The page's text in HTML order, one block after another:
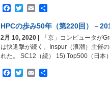
Facebook
TwitterEmail
共
HPCの歩み50年（第220回）－
2月 10, 2020 |
「京」コンピュータが
は快進撃が続く。Inspur（浪潮）主催
れた。 SC12（続） 15) Top500（日本
Facebook
TwitterEmail
共